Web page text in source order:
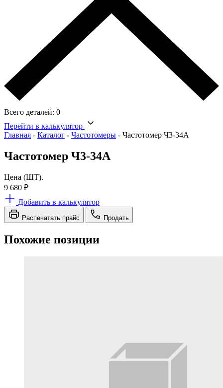
Всего деталей: 0
Перейти в калькулятор
Главная - Каталог - Частотомеры - Частотомер Ч3-34А
Частотомер Ч3-34А
Цена (ШТ).
9 680 ₽
Добавить в калькулятор
Распечатать прайс Продать
Похожие позиции